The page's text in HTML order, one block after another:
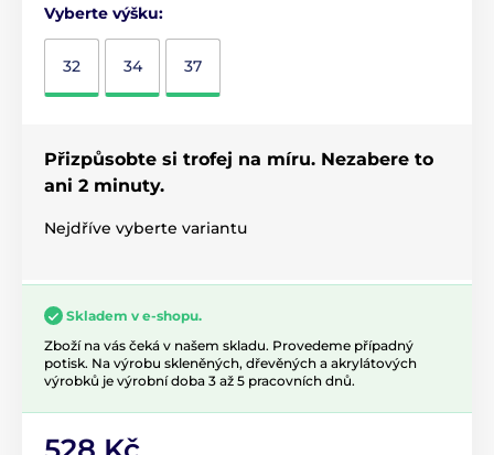
Vyberte výšku:
32 34 37
Přizpůsobte si trofej na míru. Nezabere to
ani 2 minuty.
Nejdříve vyberte variantu
Skladem v e-shopu.
Zboží na vás čeká v našem skladu. Provedeme případný
potisk. Na výrobu skleněných, dřevěných a akrylátových
výrobků je výrobní doba 3 až 5 pracovních dnů.